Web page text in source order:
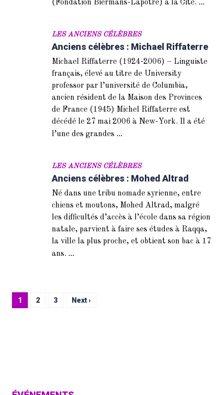
(Fondation Biermans-Lapôtre) à la Cité. ...
LES ANCIENS CÉLÈBRES
Anciens célèbres : Michael Riffaterre
Michael Riffaterre (1924-2006) – Linguiste
français, élevé au titre de University
professor par l’université de Columbia,
ancien résident de la Maison des Provinces
de France (1945) Michel Riffaterre est
décédé le 27 mai 2006 à New-York. Il a été
l’une des grandes ...
LES ANCIENS CÉLÈBRES
Anciens célèbres : Mohed Altrad
Né dans une tribu nomade syrienne, entre
chiens et moutons, Mohed Altrad, malgré
les difficultés d’accès à l’école dans sa région
natale, parvient à faire ses études à Raqqa,
la ville la plus proche, et obtient son bac à 17
ans. ...
1 2 3 Next ›